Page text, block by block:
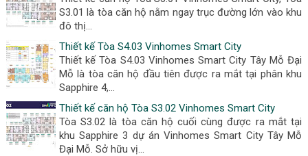
S3.01 là tòa căn hộ nằm ngay trục đường lớn vào khu
đô thị...
Thiết kế Tòa S4.03 Vinhomes Smart City
Thiết kế Tòa S4.03 Vinhomes Smart City Tây Mỗ Đại
Mỗ là tòa căn hộ đầu tiên được ra mắt tại phân khu
Sapphire 4,...
Thiết kế căn hộ Tòa S3.02 Vinhomes Smart City
Tòa S3.02 là tòa căn hộ cuối cùng được ra mắt tại
khu Sapphire 3 dự án Vinhomes Smart City Tây Mỗ
Đại Mỗ. Sở hữu vị...